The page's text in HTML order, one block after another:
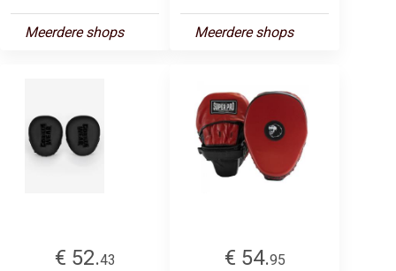
Meerdere shops Meerdere shops
€ 52.43
€ 54.95